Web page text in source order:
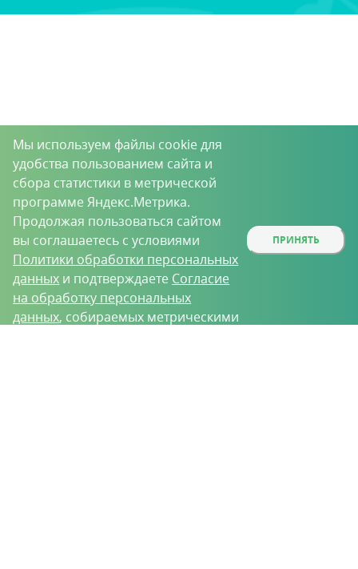
Мы используем файлы cookie для
удобства пользованием сайта и
сбора статистики в метрической
программе Яндекс.Метрика.
Продолжая пользоваться сайтом
вы соглашаетесь с условиями
Политики обработки персональных
данных и подтверждаете Согласие
на обработку персональных
данных, собираемых метрическими
ПРИНЯТЬ